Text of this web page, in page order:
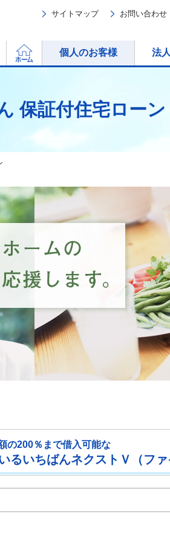
サイトマップ お問い合わせ
ホーム個人のお客様 法
保証付住宅ローン
の200％まで借入可能な
るいちばんネクストＶ（フ